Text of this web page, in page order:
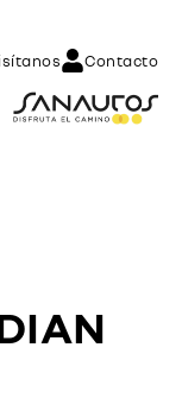
Contacto